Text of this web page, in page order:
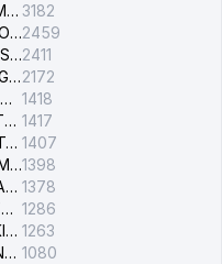
YASHNOBOD ELEKTR TARMOG'I NOSOZLIKLARI XIZMATI 3182
CHILONZOR ELEKTR TARMOG'I NOSOZLIK XIZMATI2459
O'ZBEKISTON RESPUBLIKASI BOSH PROKURATURASI ISHONCH TELEFONI2411
OLMAZOR ELEKTR TARMOG'I NOSOZLIKLARI XIZMATI2172
UCH-TEPA ELEKTR TARMOG'I NOSOZLIKLARI XIZMATI 1418
TOSHKENT SHAHAR ELEKTR TARMOQLARI KORXONASI AJ 1417
SHAYXONTOHUR ELEKTR TARMOG'I NOSOZLIKLARINI TUZATISH XIZMATI 1407
SAMARQAND ELEKTR TARMOQLARI AJ1398
SURXONDARYO ELEKTR TARMOQLARI AJ 1378
TOSHKENT TUMANI ELEKTR TARMOG'I AVARIYA XIZMATI 1286
TOSHKENT SHAHRI TASHKILOT TELEFONLARI HAQIDA MA'LUMOT BYUROSI 1263
DAVLAT TEST MARKAZINING ISHONCH TELEFONLARI 1080